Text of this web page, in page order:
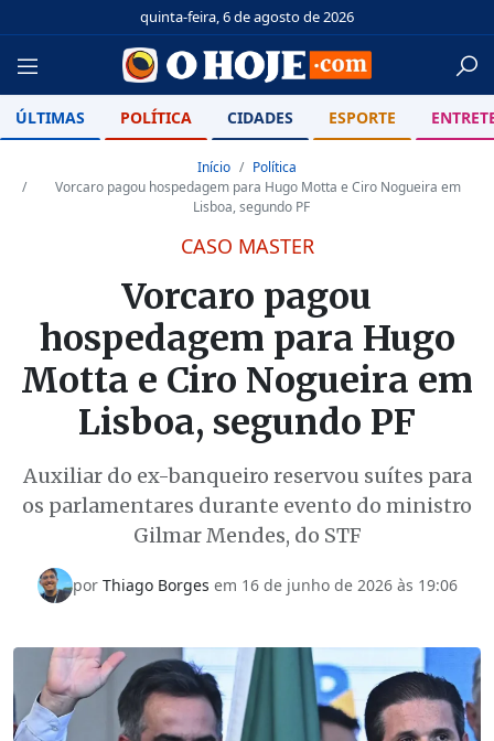
quinta-feira, 6 de agosto de 2026
ÚLTIMAS POLÍTICA CIDADES ESPORTE
Início
Política
Vorcaro pagou hospedagem para Hugo Motta e Ciro Nogueira em
Lisboa, segundo PF
CASO MASTER
Vorcaro pagou
hospedagem para Hugo
Motta e Ciro Nogueira em
Lisboa, segundo PF
Auxiliar do ex-banqueiro reservou suítes para
os parlamentares durante evento do ministro
Gilmar Mendes, do STF
por Thiago Borges em 16 de junho de 2026 às 19:06